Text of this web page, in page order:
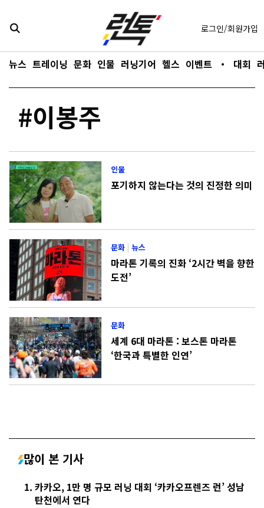
바로가기
뉴스 트레이닝 문화 인물 러닝기어 헬스 이벤트 ・ 대회
로그인/회원가입
#이봉주
인물
포기하지 않는다는 것의 진정한 의미
문화 |뉴스
마라톤 기록의 진화 ‘2시간 벽을 향한
도전’
문화
세계 6대 마라톤 : 보스톤 마라톤
‘한국과 특별한 인연’
많이 본 기사
카카오, 1만 명 규모 러닝 대회 ‘카카오프렌즈 런’ 성남
탄천에서 연다